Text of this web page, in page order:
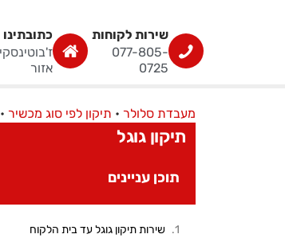
שירות לקוחות
077-805-
0725
כתובתינו
אזור
מעבדת סלולר • תיקון לפי סוג מכשיר •
תיקון גוגל
תוכן עניינים
שירות תיקון גוגל עד בית הלקוח